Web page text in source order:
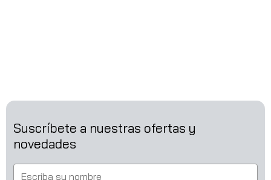
Suscríbete a nuestras ofertas y
novedades